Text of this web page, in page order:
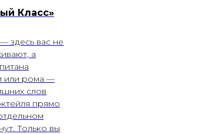
Класс»
здесь вас не
а
или рома —
слов
прямо
Только вы